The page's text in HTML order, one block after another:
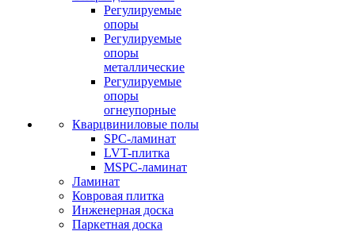
Регулируемые
опоры
Регулируемые
опоры
металлические
Регулируемые
опоры
огнеупорные
Кварцвиниловые полы
SPC-ламинат
LVT-плитка
MSPC-ламинат
Ламинат
Ковровая плитка
Инженерная доска
Паркетная доска